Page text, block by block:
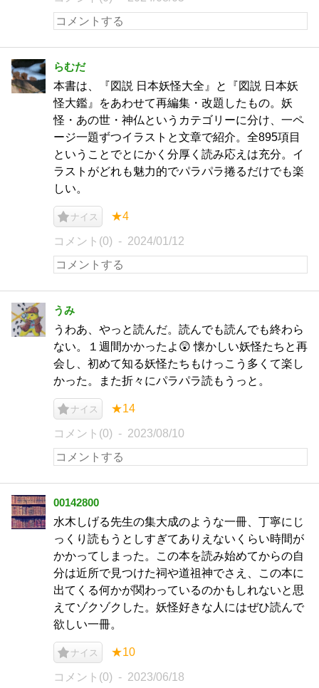
らむだ
本書は、『図説 日本妖怪大全』と『図説 日本妖
怪大鑑』をあわせて再編集・改題したもの。妖
怪・あの世・神仏というカテゴリーに分け、一ペ
ージ一題ずつイラストと文章で紹介。全895項目
ということでとにかく分厚く読み応えは充分。イ
ラストがどれも魅力的でパラパラ捲るだけでも楽
しい。
ナイス ★4
コメント(0) 2024/01/12
うみ
うわあ、やっと読んだ。読んでも読んでも終わら
ない。１週間かかったよ😲 懐かしい妖怪たちと再
会し、初めて知る妖怪たちもけっこう多くて楽し
かった。また折々にパラパラ読もうっと。
ナイス ★14
コメント(0) 2023/08/10
00142800
水木しげる先生の集大成のような一冊、丁寧にじ
っくり読もうとしすぎてありえないくらい時間が
かかってしまった。この本を読み始めてからの自
分は近所で見つけた祠や道祖神でさえ、この本に
出てくる何かが関わっているのかもしれないと思
えてゾクゾクした。妖怪好きな人にはぜひ読んで
欲しい一冊。
ナイス ★10
コメント(0) 2023/06/18